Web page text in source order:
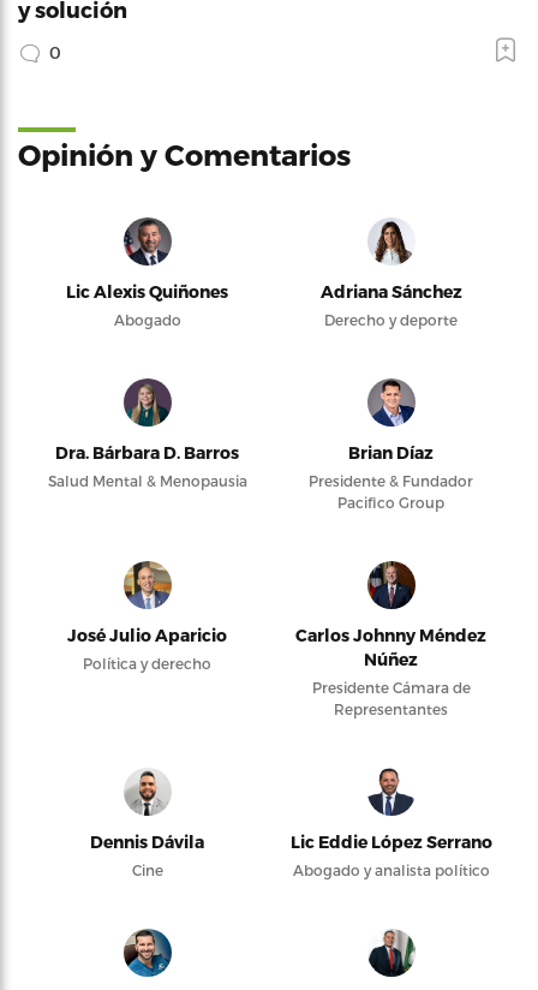
y solución
0
Opinión y Comentarios
Lic Alexis Quiñones
Abogado
Adriana Sánchez
Derecho y deporte
Dra. Bárbara D. Barros
Salud Mental & Menopausia
Brian Díaz
Presidente & Fundador
Pacifico Group
José Julio Aparicio
Política y derecho
Carlos Johnny Méndez
Núñez
Presidente Cámara de
Representantes
Dennis Dávila
Cine
Lic Eddie López Serrano
Abogado y analista político